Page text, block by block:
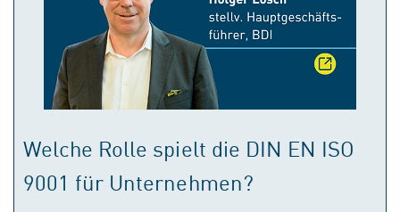
Welche Rolle spielt die DIN EN ISO
9001 für Unternehmen?